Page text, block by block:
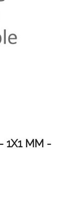
1X1 MM -